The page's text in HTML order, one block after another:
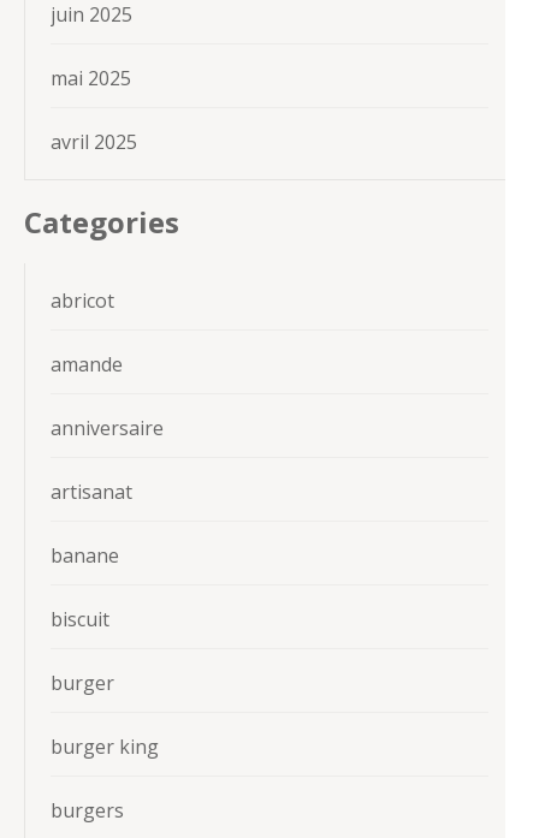
juin 2025
mai 2025
avril 2025
Categories
abricot
amande
anniversaire
artisanat
banane
biscuit
burger
burger king
burgers